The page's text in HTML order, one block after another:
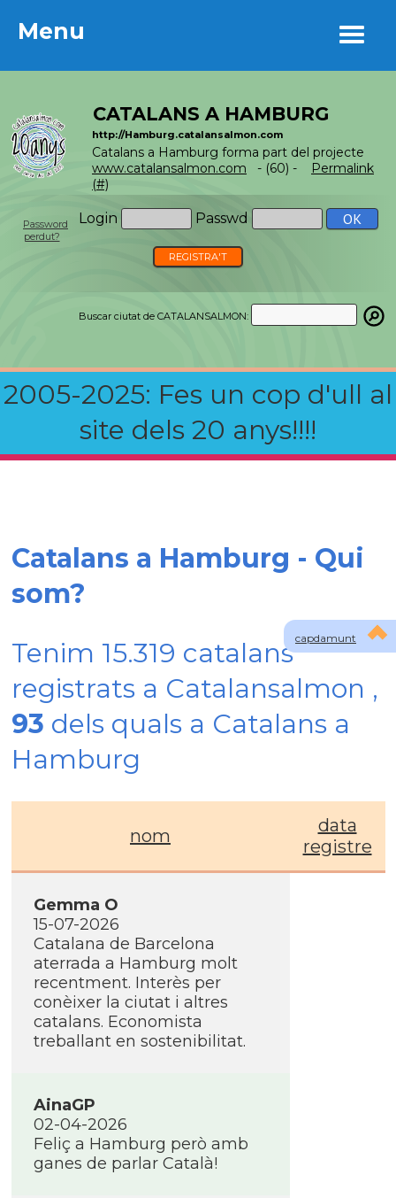
Menu
CATALANS A HAMBURG
http://Hamburg.catalansalmon.com
Catalans a Hamburg forma part del projecte
www.catalansalmon.com - (60) -
Permalink
(#)
Login Passwd
Password
perdut?
REGISTRA'T
Buscar ciutat de CATALANSALMON:
2005-2025: Fes un cop d'ull al
site dels 20 anys!!!!
Menu
capdamunt
Catalans a Hamburg - Qui
som?
Tenim 15.319 catalans
registrats a Catalansalmon ,
93 dels quals a Catalans a
Hamburg
nom
data
registre
Gemma O
15-07-2026
Catalana de Barcelona
aterrada a Hamburg molt
recentment. Interès per
conèixer la ciutat i altres
catalans. Economista
treballant en sostenibilitat.
AinaGP
02-04-2026
Feliç a Hamburg però amb
ganes de parlar Català!